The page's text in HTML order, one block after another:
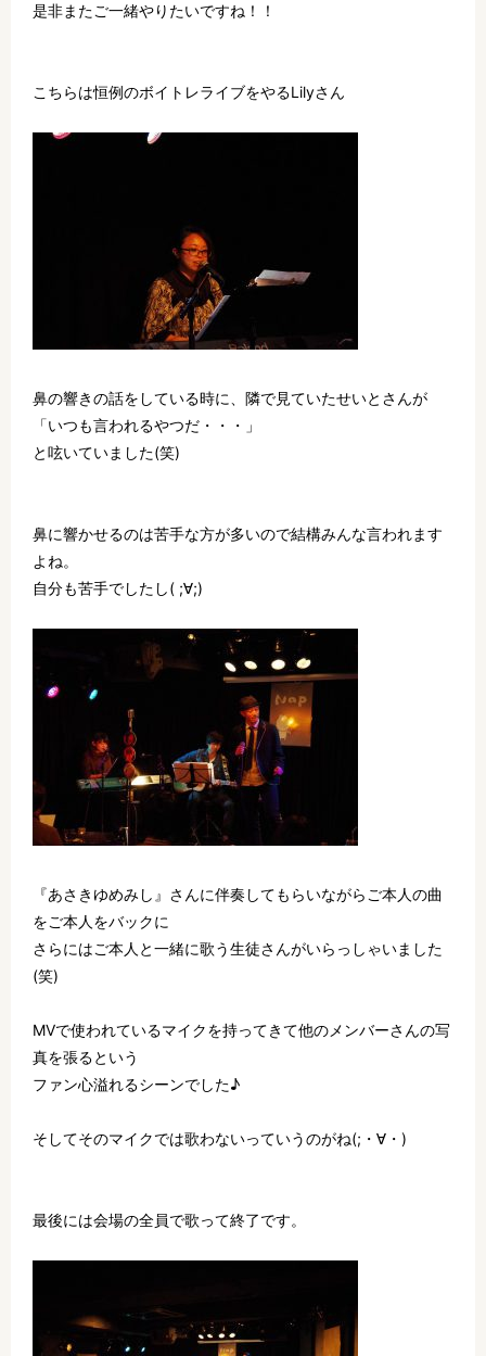
是非またご一緒やりたいですね！！
こちらは恒例のボイトレライブをやるLilyさん
鼻の響きの話をしている時に、隣で見ていたせいとさんが
「いつも言われるやつだ・・・」
と呟いていました(笑)
鼻に響かせるのは苦手な方が多いので結構みんな言われます
よね。
自分も苦手でしたし( ;∀;)
『あさきゆめみし』さんに伴奏してもらいながらご本人の曲
をご本人をバックに
さらにはご本人と一緒に歌う生徒さんがいらっしゃいました
(笑)
MVで使われているマイクを持ってきて他のメンバーさんの写
真を張るという
ファン心溢れるシーンでした♪
そしてそのマイクでは歌わないっていうのがね(;・∀・)
最後には会場の全員で歌って終了です。